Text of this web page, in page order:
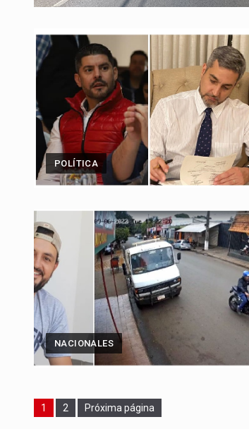
POLÍTICA
NACIONALES
Page
1 Page
2 Próxima página